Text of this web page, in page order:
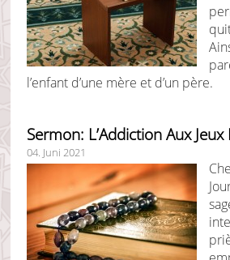
l’enfant d’une mère et d’un père.
Sermon: L’Addiction Aux
04. Juni 2021